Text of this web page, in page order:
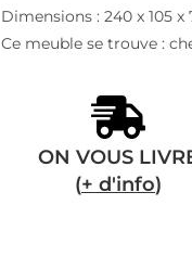
Dimensions : 240 x 105 x
Ce meuble se trouve :
ON VOUS
(+ d'info)